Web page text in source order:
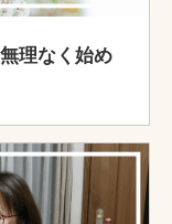
理なく始め